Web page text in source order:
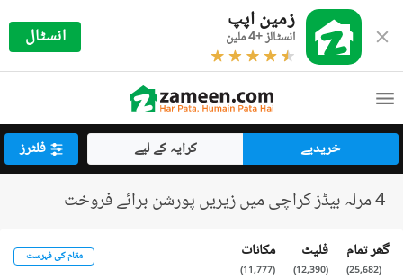
زمین اپپ
انسٹالز +4 ملین انسٹال
خریدیے کرایہ کے لیے فلٹرز
4 مرلہ بیڈز کراچی میں زیریں پورشن برائے فروخت
گھر تمام
(
25,682
)
فلیٹ
(
12,390
)
مکانات
(
11,777
)
مقام کی فہرست